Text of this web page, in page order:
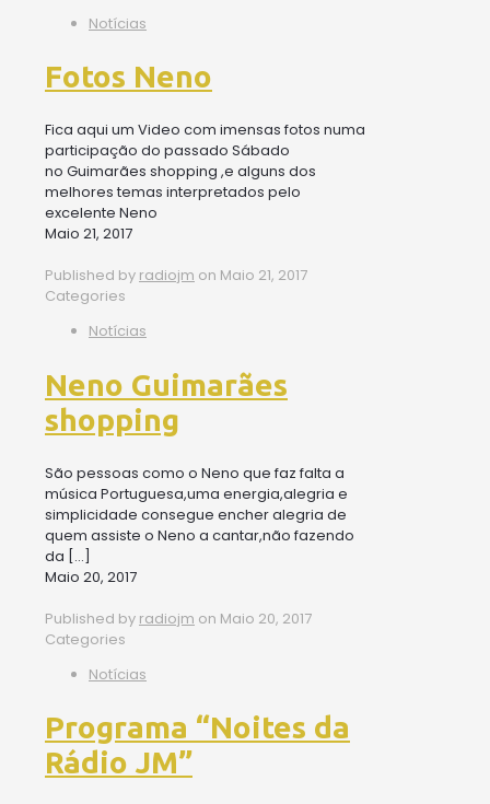
Notícias
Fotos Neno
Fica aqui um Video com imensas fotos numa
participação do passado Sábado
no Guimarães shopping ,e alguns dos
melhores temas interpretados pelo
excelente Neno
Maio 21, 2017
Published by radiojm on Maio 21, 2017
Categories
Notícias
Neno Guimarães
shopping
São pessoas como o Neno que faz falta a
música Portuguesa,uma energia,alegria e
simplicidade consegue encher alegria de
quem assiste o Neno a cantar,não fazendo
da […]
Maio 20, 2017
Published by radiojm on Maio 20, 2017
Categories
Notícias
Programa “Noites da
Rádio JM”